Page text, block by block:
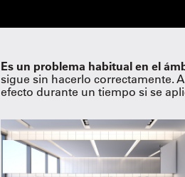
Es un problema habitual en el
sigue sin hacerlo correctamente.
efecto durante un tiempo si se